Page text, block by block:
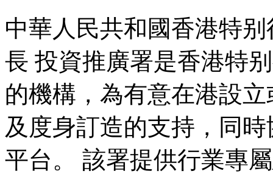
中華人民共和國香港特
長 投資推廣署是香港特
的機構，為有意在港設
及度身訂造的支持，同
平台。 該署提供行業專